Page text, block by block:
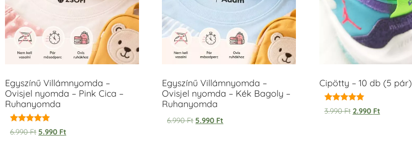
Egyszínű Villámnyomda –
Ovisjel nyomda – Pink Cica –
Ruhanyomda
Értékelés:
5.00
6.990Ft 5.990 Ft
Egyszínű Villámnyomda –
Ovisjel nyomda – Kék Bagoly –
Ruhanyomda
6.990Ft 5.990 Ft
Cipötty – 10 db (5 pár)
Értékelés:
5.00
3.990Ft 2.990 Ft